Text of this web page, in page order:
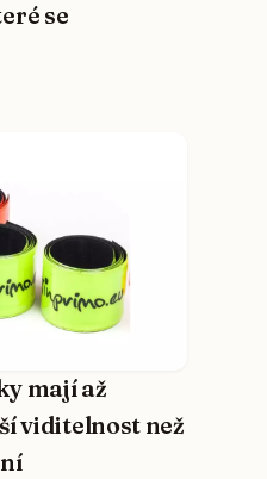
se
mají až
viditelnost než